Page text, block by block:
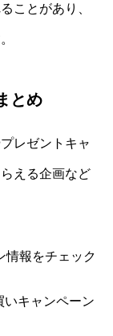
ことがあり、
とめ
レゼントキャ
える企画など
情報をチェック
いキャンペーン